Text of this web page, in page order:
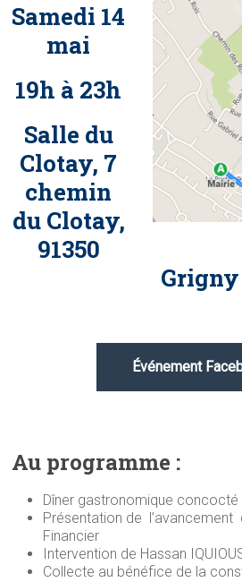
Samedi 14
mai
19h à 23h
Salle du
Clotay, 7
chemin
du Clotay,
91350
Grigny
Événement
Au programme :
Dîner gastronomique concocté
Présentation de l’avancement
Financier
Intervention de Hassan
Collecte au bénéfice de la